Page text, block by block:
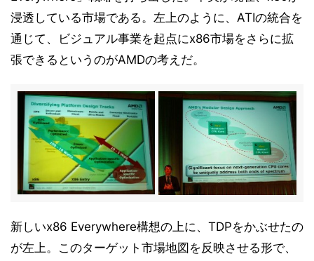
浸透している市場である。左上のように、ATIの統合を
通じて、ビジュアル事業を起点にx86市場をさらに拡
張できるというのがAMDの考えだ。
新しいx86 Everywhere構想の上に、TDPをかぶせたの
が左上。このターゲット市場地図を反映させる形で、